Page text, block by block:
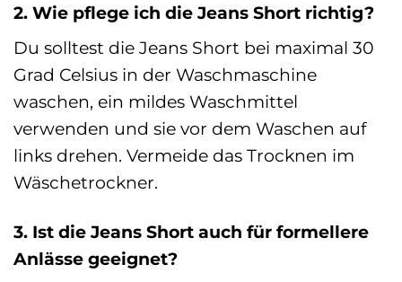
2. Wie pflege ich die Jeans Short richtig?
Du solltest die Jeans Short bei maximal 30
Grad Celsius in der Waschmaschine
waschen, ein mildes Waschmittel
verwenden und sie vor dem Waschen auf
links drehen. Vermeide das Trocknen im
Wäschetrockner.
3. Ist die Jeans Short auch für formellere
Anlässe geeignet?